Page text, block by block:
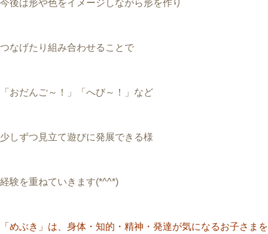
今後は形や色をイメージしながら形を作り
つなげたり組み合わせることで
「おだんご～！」「へび～！」など
少しずつ見立て遊びに発展できる様
経験を重ねていきます(*^^*)
「めぶき」は、身体・知的・精神・発達が気になるお子さま